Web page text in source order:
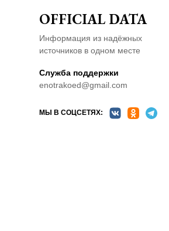
OFFICIAL DATA
Информация из надёжных
источников в одном месте
Служба поддержки
enotrakoed@gmail.com
МЫ В СОЦСЕТЯХ: